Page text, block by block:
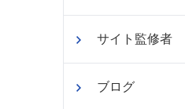
サイト監修者
ブログ